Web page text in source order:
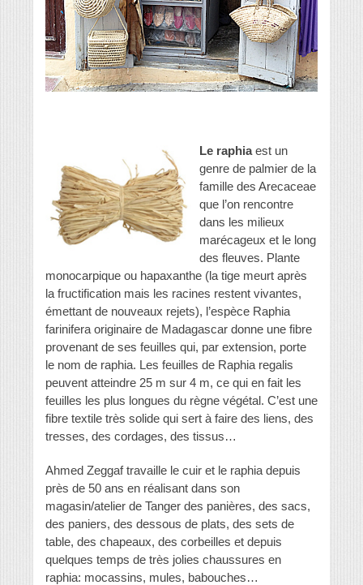
Le raphiaest un
genre de palmier de la
famille des Arecaceae
que l’on rencontre
dans les milieux
marécageux et le long
des fleuves. Plante
monocarpique ou hapaxanthe (la tige meurt après
la fructification mais les racines restent vivantes,
émettant de nouveaux rejets), l’espèce Raphia
farinifera originaire de Madagascar donne une fibre
provenant de ses feuilles qui, par extension, porte
le nom de raphia. Les feuilles de Raphia regalis
peuvent atteindre 25 m sur 4 m, ce qui en fait les
feuilles les plus longues du règne végétal. C’est une
fibre textile très solide qui sert à faire des liens, des
tresses, des cordages, des tissus…
Ahmed Zeggaf travaille le cuir et le raphia depuis
près de 50 ans en réalisant dans son
magasin/atelier de Tanger des panières, des sacs,
des paniers, des dessous de plats, des sets de
table, des chapeaux, des corbeilles et depuis
quelques temps de très jolies chaussures en
raphia: mocassins, mules, babouches…